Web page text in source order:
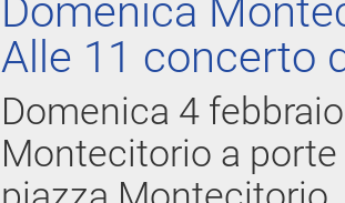
Domenica
Alle 11 concerto
Domenica 4
Montecitorio a